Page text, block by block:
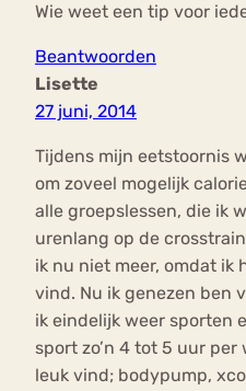
Wie weet een tip voor
Beantwoorden
Lisette
27 juni, 2014
Tijdens mijn eetstoornis
om zoveel mogelijk
alle groepslessen, die ik
urenlang op de
ik nu niet meer, omdat ik
vind. Nu ik genezen ben
ik eindelijk weer sporten
sport zo’n 4 tot 5 uur per
leuk vind; bodypump,